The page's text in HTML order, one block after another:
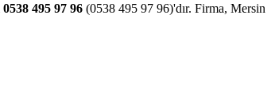
0538 495 97 96 (0538 495 97 96)'dır. Firma, Mersin